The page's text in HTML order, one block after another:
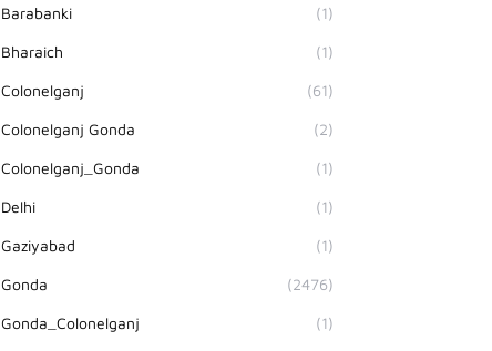
Barabanki (1)
Bharaich (1)
Colonelganj (61)
Colonelganj Gonda (2)
Colonelganj_Gonda (1)
Delhi (1)
Gaziyabad (1)
Gonda (2476)
Gonda_Colonelganj (1)